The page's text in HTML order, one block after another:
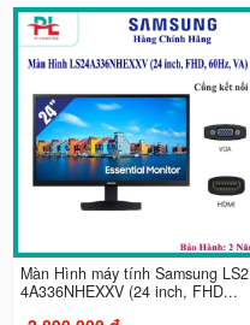
Màn Hình máy tính Samsung LS2
4A336NHEXXV (24 inch, FHD...